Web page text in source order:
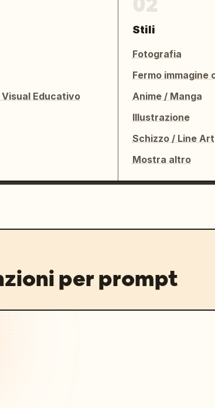
Educativo
Stili
Fotografia
Anime / Manga
Illustrazione
Schizzo / Line Art
Mostra altro
per prompt